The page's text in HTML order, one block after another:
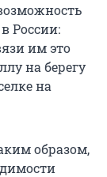
России:
им это
на берегу
на
образом,